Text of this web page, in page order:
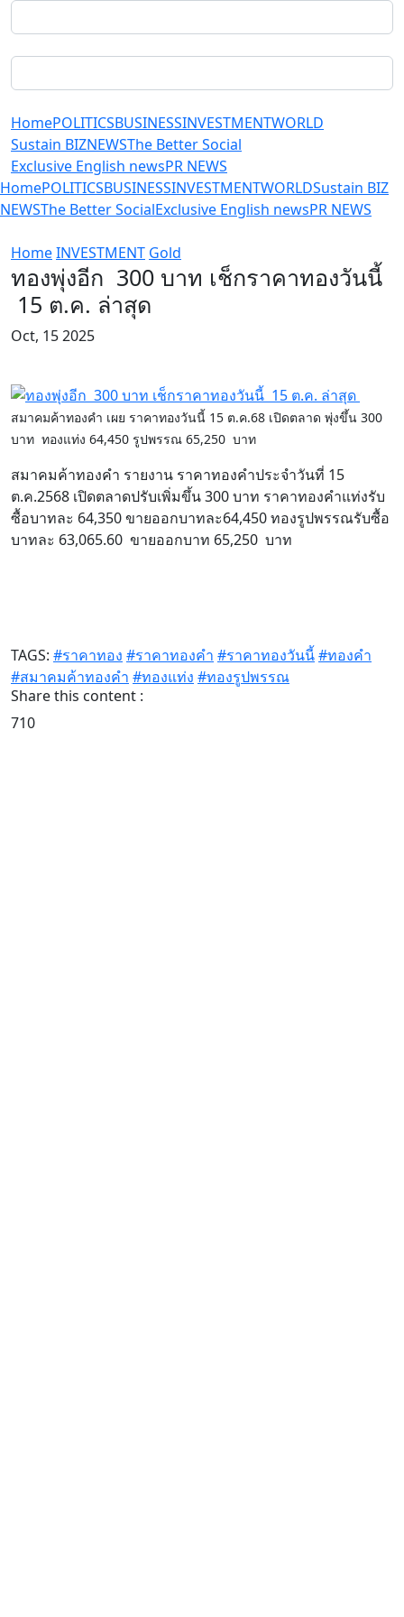
HomePOLITICSBUSINESSINVESTMENTWORLD
Sustain BIZNEWSThe Better Social
Exclusive English newsPR NEWS
HomePOLITICSBUSINESSINVESTMENTWORLDSustain BIZ
NEWSThe Better SocialExclusive English newsPR NEWS
HomeINVESTMENT Gold
ทองพุ่งอีก 300 บาท เช็กราคาทองวันนี้
15 ต.ค. ล่าสุด
Oct, 15 2025
สมาคมค้าทองคำ เผย ราคาทองวันนี้ 15 ต.ค.68 เปิดตลาด พุ่งขึ้น 300
บาท ทองแท่ง 64,450 รูปพรรณ 65,250 บาท
สมาคมค้าทองคำ รายงาน ราคาทองคำประจำวันที่ 15
ต.ค.2568 เปิดตลาดปรับเพิ่มขึ้น 300 บาท ราคาทองคำแท่งรับ
ซื้อบาทละ 64,350 ขายออกบาทละ64,450 ทองรูปพรรณรับซื้อ
บาทละ 63,065.60 ขายออกบาท 65,250 บาท
TAGS: #ราคาทอง #ราคาทองคำ #ราคาทองวันนี้#ทองคำ
#สมาคมค้าทองคำ #ทองแท่ง #ทองรูปพรรณ
Share this content :
710